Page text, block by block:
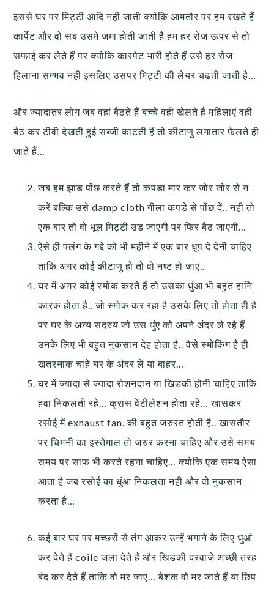
इससे घर पर मिट्टी आदि नही जाती क्योकि आमतौर पर हम रखते हैं
कार्पेट और वो सब उसमे जमा होती जाती है हम हर रोज ऊपर से तो
सफाई कर लेते हैं पर क्योकि कारपेट भारी होते हैं उसे हर रोज
हिलाना सम्भव नही इसलिए उसपर मिट्टी की लेयर चढती जाती है…
और ज्यादातर लोग जब वहां बैठते हैं बच्चे वही खेलते हैं महिलाएं वही
बैठ कर टीवी देखती हुई सब्जी काटती हैं तो कीटाणु लगातार फैलते ही
जाते हैं…
जब हम झाड पोंछ करते हैं तो कपडा मार कर जोर जोर से न
करें बल्कि उसे damp cloth गीला कपडे से पोंछ दें.. नही तो
एक बार तो वो धूल मिट्टी उड जाएगी पर फिर बैठ जाएगी…
ऐसे ही पलंग के गद्दे को भी महीने में एक बार धूप दे देनी चाहिए
ताकि अगर कोई कीटाणु हो तो वो नष्ट हो जाएं..
घर में अगर कोई स्मोक करते हैं तो उसका धुंआ भी बहुत हानि
कारक होता है.. जो स्मोक कर रहा है उसके लिए तो होता ही है
पर घर के अन्य सदस्य जो उस धुंए को अपने अंदर ले रहे हैं
उनके लिए भी बहुत नुकसान देह होता है.. वैसे स्मोकिंग है ही
खतरनाक चाहे घर के अंदर लें या बाहर…
घर में ज्यादा से ज्यादा रोशनदान या खिडकी होनी चाहिए ताकि
हवा निकलती रहे… क्रास वेंटीलेशन होता रहे… खासकर
रसोई में exhaust fan. की बहुत जरुरत होती है.. खासतौर
पर चिमनी का इस्तेमाल तो जरुर करना चाहिए और उसे समय
समय पर साफ भी करते रहना चाहिए… क्योकि एक समय ऐसा
आता है जब रसोई का धुंआ निकलता नही और वो नुकसान
करता है…
कई बार घर पर मच्छरों से तंग आकर उन्हें भगाने के लिए धुआं
कर देते हैं coile जला देते हैं और खिडकी दरवाजे अच्छी तरह
बंद कर देते हैं ताकि वो मर जाए… बेशक वो मर जाते हैं या छिप